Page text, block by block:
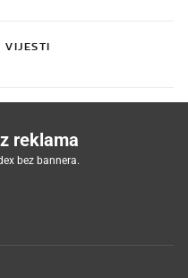
VIJESTI
reklama
bez bannera.